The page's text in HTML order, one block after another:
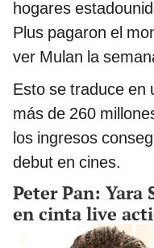
hogares
Plus pagaron el
ver Mulan la
Esto se traduce en
más de 260
los ingresos
debut en cines.
Peter Pan: Yara
en cinta live